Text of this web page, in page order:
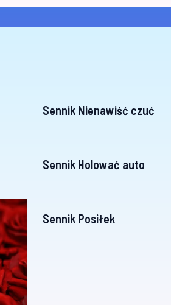
Sennik Nienawiść czuć
Sennik Holować auto
Sennik Posiłek